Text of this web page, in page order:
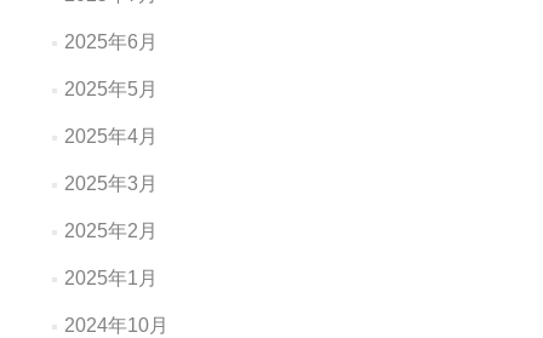
2025年6月
2025年5月
2025年4月
2025年3月
2025年2月
2025年1月
2024年10月